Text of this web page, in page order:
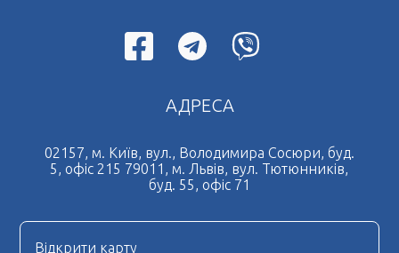
АДРЕСА
02157, м. Київ, вул., Володимира Сосюри, буд.
5, офіс 215 79011, м. Львів, вул. Тютюнників,
буд. 55, офіс 71
Відкрити карту